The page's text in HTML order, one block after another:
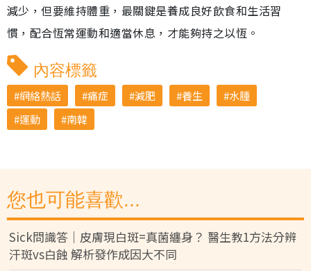
減少，但要維持體重，最關鍵是養成良好飲食和生活習
慣，配合恆常運動和適當休息，才能夠持之以恆。
內容標籤
網絡熱話 痛症 減肥 養生
水腫
運動
南韓
您也可能喜歡...
Sick問識答｜皮膚現白斑=真菌纏身？ 醫生教1方法分辨
汗斑vs白蝕 解析發作成因大不同